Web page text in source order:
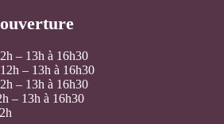
– 13h à 16h30
– 13h à 16h30
– 13h à 16h30
– 13h à 16h30